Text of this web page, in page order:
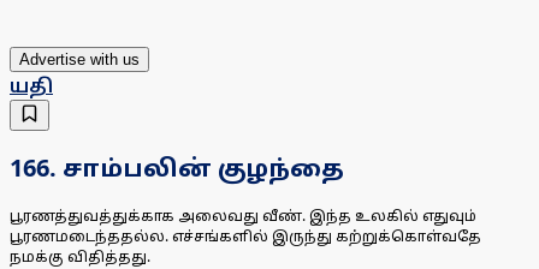
Advertise with us
யதி
166. சாம்பலின் குழந்தை
பூரணத்துவத்துக்காக அலைவது வீண். இந்த உலகில் எதுவும்
பூரணமடைந்ததல்ல. எச்சங்களில் இருந்து கற்றுக்கொள்வதே
நமக்கு விதித்தது.